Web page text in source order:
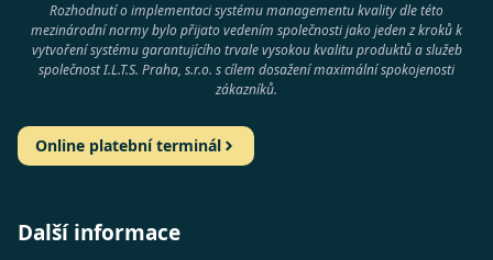
Rozhodnutí o implementaci systému managementu kvality dle této
mezinárodní normy bylo přijato vedením společnosti jako jeden z kroků k
vytvoření systému garantujícího trvale vysokou kvalitu produktů a služeb
společnostI.L.T.S. Praha, s.r.o. s cílem dosažení maximální spokojenosti
zákazníků.
Online platební terminál
Další informace